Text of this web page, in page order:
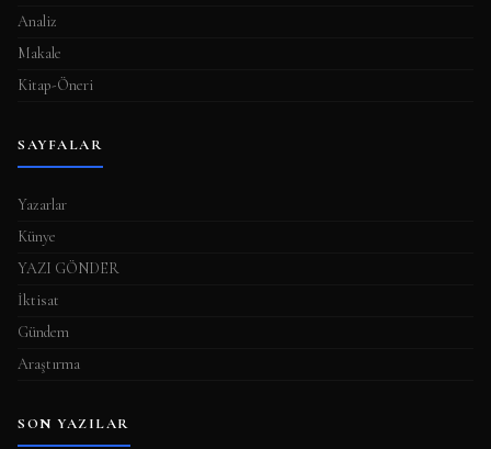
Analiz
Makale
Kitap-Öneri
SAYFALAR
Yazarlar
Künye
YAZI GÖNDER
İktisat
Gündem
Araştırma
SON YAZILAR